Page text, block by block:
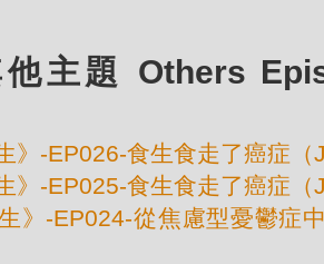
主題 Others
》-EP026-食生食走了癌症
》-EP025-食生食走了癌症
生》-EP024-從焦慮型憂鬱症